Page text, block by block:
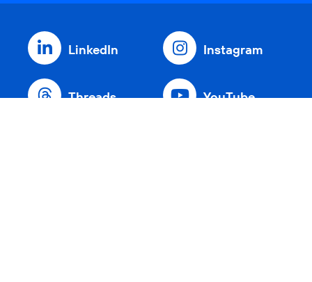
LinkedIn Instagram
Threads YouTube